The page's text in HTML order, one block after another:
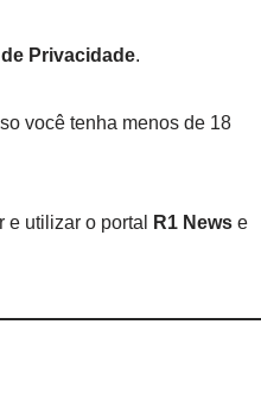
Privacidade.
você tenha menos de 18
utilizar o portal R1 News e